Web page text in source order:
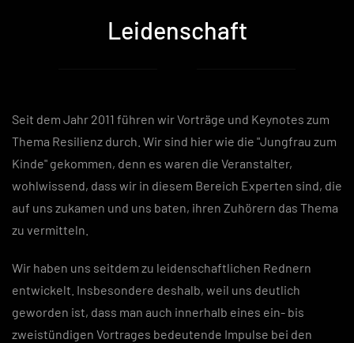
Leidenschaft
Seit dem Jahr 2011 führen wir Vorträge und Keynotes zum
Thema Resilienz durch. Wir sind hier wie die "Jungfrau zum
Kinde" gekommen, denn es waren die Veranstalter,
wohlwissend, dass wir in diesem Bereich Experten sind, die
auf uns zukamen und uns baten, ihren Zuhörern das Thema
zu vermitteln.
Wir haben uns seitdem zu leidenschaftlichen Rednern
entwickelt. Insbesondere deshalb, weil uns deutlich
geworden ist, dass man auch innerhalb eines ein- bis
zweistündigen Vortrages bedeutende Impulse bei den